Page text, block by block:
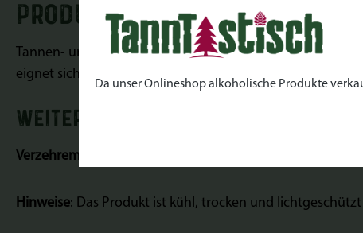
PRODUKTINFORMATIONEN
Tannen- und Fichtennadeln liefern wertvolle
eignet sich ideal, um Kräutertees zu verfeinern oder mit
WEITERE INFORMATIONEN
Verzehrempfehlung: Tannenspitzen Sirup hat viele
Hinweise: Das Produkt ist kühl, trocken und
Da unser Onlineshop alkoholische Produkte